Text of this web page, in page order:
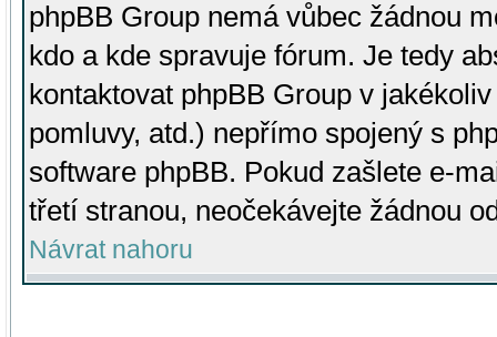
phpBB Group nemá vůbec žádnou
kdo a kde spravuje fórum. Je tedy
kontaktovat phpBB Group v
pomluvy, atd.) nepřímo spojený s
software phpBB. Pokud zašlete e-
třetí stranou, neočekávejte žádnou
Návrat nahoru